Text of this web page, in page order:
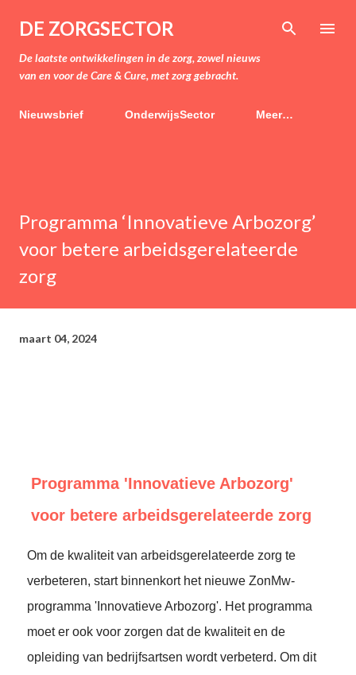
Doorgaan naar hoofdcontent
DE ZORGSECTOR
De laatste ontwikkelingen in de zorg, zowel nieuws
van en voor de Care & Cure, met zorg gebracht.
Nieuwsbrief OnderwijsSector Meer…
Programma ‘Innovatieve Arbozorg’
voor betere arbeidsgerelateerde
zorg
maart 04, 2024
Programma 'Innovatieve Arbozorg'
voor betere arbeidsgerelateerde zorg
Om de kwaliteit van arbeidsgerelateerde zorg te
verbeteren, start binnenkort het nieuwe ZonMw-
programma 'Innovatieve Arbozorg'. Het programma
moet er ook voor zorgen dat de kwaliteit en de
opleiding van bedrijfsartsen wordt verbeterd. Om dit